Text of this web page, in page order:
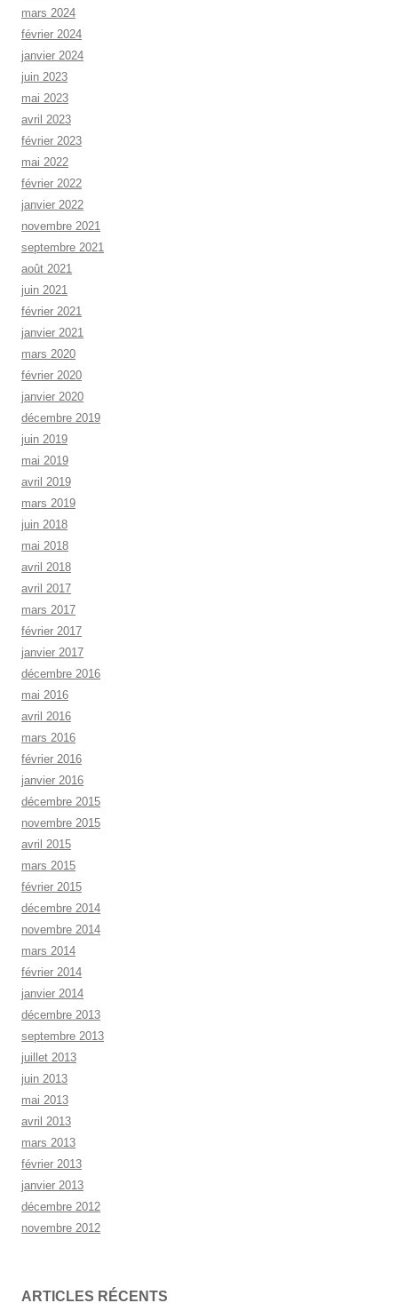
mars 2024
février 2024
janvier 2024
juin 2023
mai 2023
avril 2023
février 2023
mai 2022
février 2022
janvier 2022
novembre 2021
septembre 2021
août 2021
juin 2021
février 2021
janvier 2021
mars 2020
février 2020
janvier 2020
décembre 2019
juin 2019
mai 2019
avril 2019
mars 2019
juin 2018
mai 2018
avril 2018
avril 2017
mars 2017
février 2017
janvier 2017
décembre 2016
mai 2016
avril 2016
mars 2016
février 2016
janvier 2016
décembre 2015
novembre 2015
avril 2015
mars 2015
février 2015
décembre 2014
novembre 2014
mars 2014
février 2014
janvier 2014
décembre 2013
septembre 2013
juillet 2013
juin 2013
mai 2013
avril 2013
mars 2013
février 2013
janvier 2013
décembre 2012
novembre 2012
ARTICLES RÉCENTS